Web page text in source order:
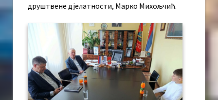
друштвене дјелатности, Марко Михољчић.